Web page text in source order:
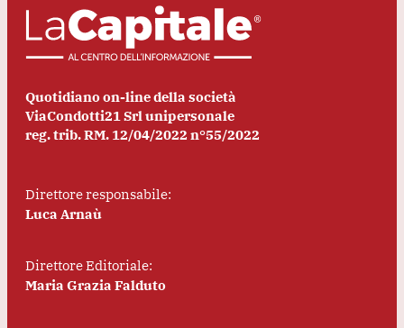
Quotidiano on-line della società
ViaCondotti21 Srl unipersonale
reg. trib. RM. 12/04/2022 n°55/2022
Direttore responsabile:
Luca Arnaù
Direttore Editoriale:
Maria Grazia Falduto